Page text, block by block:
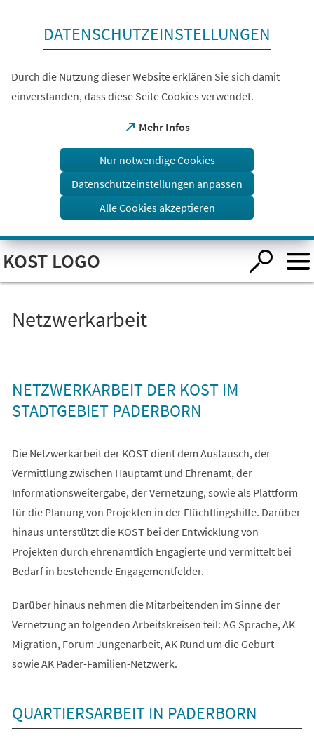
Visuelle
Assistenzsoftware
öffnen.
DATENSCHUTZEINSTELLUNGEN
Durch die Nutzung dieser Website erklären Sie sich damit
einverstanden, dass diese Seite Cookies verwendet.
Mehr Infos
(Öffnet
einem
Tab)
Nur notwendige Cookies
Datenschutzeinstellungen anpassen
Alle Cookies akzeptieren
KOST LOGO
Netzwerkarbeit
NETZWERKARBEIT DER KOST IM
STADTGEBIET PADERBORN
Die Netzwerkarbeit der KOST dient dem Austausch, der
Vermittlung zwischen Hauptamt und Ehrenamt, der
Informationsweitergabe, der Vernetzung, sowie als Plattform
für die Planung von Projekten in der Flüchtlingshilfe. Darüber
hinaus unterstützt die KOST bei der Entwicklung von
Projekten durch ehrenamtlich Engagierte und vermittelt bei
Bedarf in bestehende Engagementfelder.
Darüber hinaus nehmen die Mitarbeitenden im Sinne der
Vernetzung an folgenden Arbeitskreisen teil: AG Sprache, AK
Migration, Forum Jungenarbeit, AK Rund um die Geburt
sowie AK Pader-Familien-Netzwerk.
QUARTIERSARBEIT IN PADERBORN